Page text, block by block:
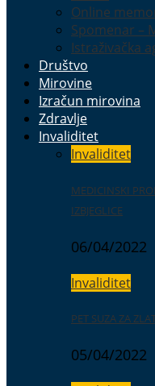
Online
Spomenar –
Istraživačka
Društvo
Mirovine
Izračun mirovina
Zdravlje
Invaliditet
Invaliditet
MEDICINSKI
IZBJEGLICE
06/04/2022
Invaliditet
PET SUZA ZA
05/04/2022